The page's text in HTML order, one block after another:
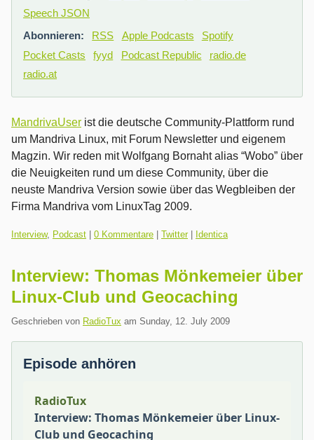
Speech JSON
Abonnieren:
RSS Apple Podcasts
Spotify
Pocket Casts
fyyd Podcast Republic
radio.de
radio.at
MandrivaUser ist die deutsche Community-Plattform rund
um Mandriva Linux, mit Forum Newsletter und eigenem
Magzin. Wir reden mit Wolfgang Bornaht alias “Wobo” über
die Neuigkeiten rund um diese Community, über die
neuste Mandriva Version sowie über das Wegbleiben der
Firma Mandriva vom LinuxTag 2009.
Kategorien:
Interview, Podcast 0 Kommentare Twitter| Identica
Interview: Thomas Mönkemeier über
Linux-Club und Geocaching
Geschrieben von RadioTux am Sunday, 12. July 2009
Episode anhören